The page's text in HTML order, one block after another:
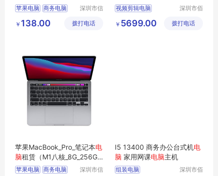
G_13.3英寸）
苹果电脑 商务电脑
办公电脑
深圳市信
技术有限
￥ 138.00 拨打电话
式电脑主机
视频剪辑电脑
平面设计师电脑
深圳市佰
技有限公
￥ 5699.00 拨打电话
苹果MacBook_Pro_笔记本电
脑租赁（M1八核_8G_256G_1
3.3寸_2K屏）
苹果电脑 商务电脑
深圳市信
I5 13400 商务办公台式机电
脑 家用网课电脑主机
组装电脑
深圳市佰